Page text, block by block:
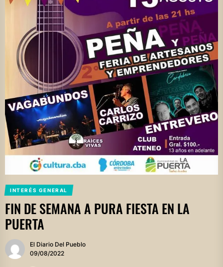
INTERÉS GENERAL
FIN DE SEMANA A PURA FIESTA EN LA
PUERTA
El Diario Del Pueblo
09/08/2022